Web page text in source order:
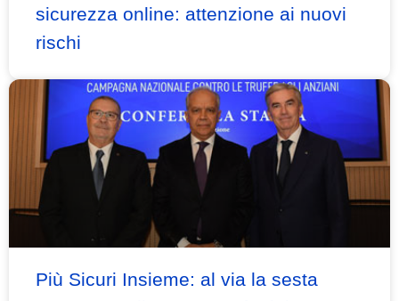
sicurezza online: attenzione ai nuovi
rischi
Più Sicuri Insieme: al via la sesta